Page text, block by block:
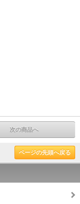
次の商品へ
ページの先頭へ戻る